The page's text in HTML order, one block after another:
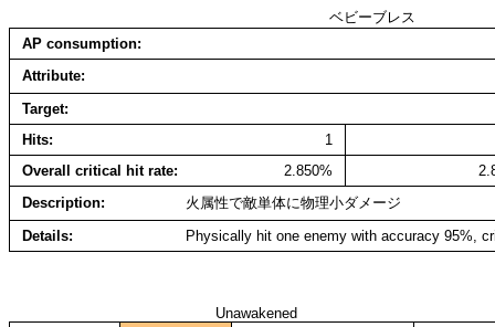
ベビーブレス
AP consumption
Attribute
Target
Hits
1
Overall critical hit rate
2.850%
Description
火属性で敵単体に物理小ダメージ
Details
Physically hit one enemy with accuracy 95%,
Unawakened